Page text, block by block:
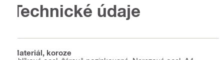
Technické údaje
Materiál, koroze